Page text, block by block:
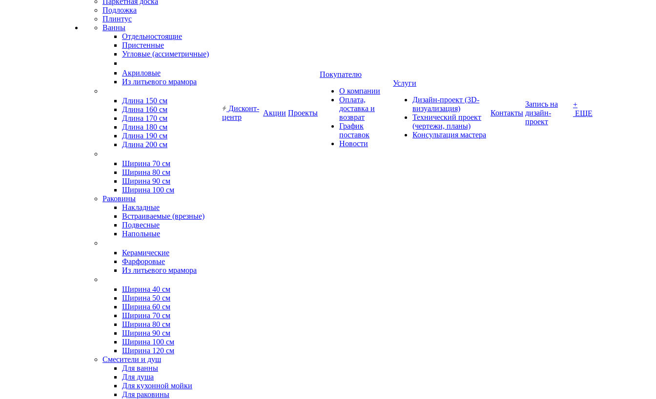
Подложка
Плинтус
Ванны
Отдельностоящие
Пристенные
Угловые (ассиметричные)
Акриловые
Из литьевого мрамора
Длина 150 см
Длина 160 см
Длина 170 см
Длина 180 см
Длина 190 см
Длина 200 см
Ширина 70 см
Ширина 80 см
Ширина 90 см
Ширина 100 см
Раковины
Накладные
Встраиваемые (врезные)
Подвесные
Напольные
Керамические
Фарфоровые
Из литьевого мрамора
Ширина 40 см
Ширина 50 см
Ширина 60 см
Ширина 70 см
Ширина 80 см
Ширина 90 см
Ширина 100 см
Ширина 120 см
Смесители и душ
Для ванны
Для душа
Для кухонной мойки
Для раковины
Дисконт-
центр
Акции Проекты
Покупателю
О компании
Оплата,
доставка и
возврат
График
поставок
Новости
Услуги
Дизайн-проект (3D-
визуализация)
Технический проект
(чертежи, планы)
Консультация мастера
Контакты
Запись на
дизайн-
проект
+
ЕЩЕ